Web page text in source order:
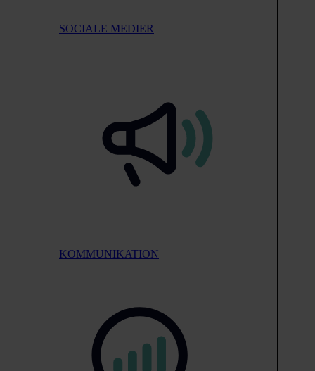
SOCIALE MEDIER
KOMMUNIKATION